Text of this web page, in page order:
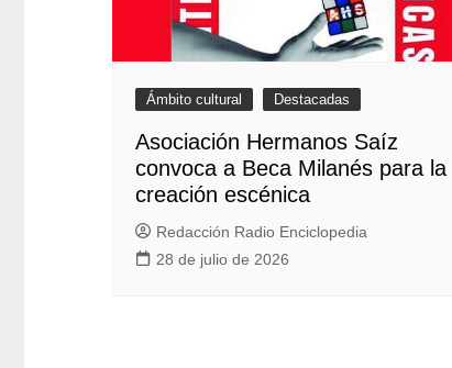
Ámbito cultural Destacadas
Asociación Hermanos Saíz
convoca a Beca Milanés para la
creación escénica
Redacción Radio Enciclopedia
28 de julio de 2026